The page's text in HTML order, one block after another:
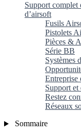
Support complet
d’airsoft
Fusils
Pistolets
Pièces &
Série BB
Systèmes
Entreprise
Support et
Restez
Réseaux
Sommaire